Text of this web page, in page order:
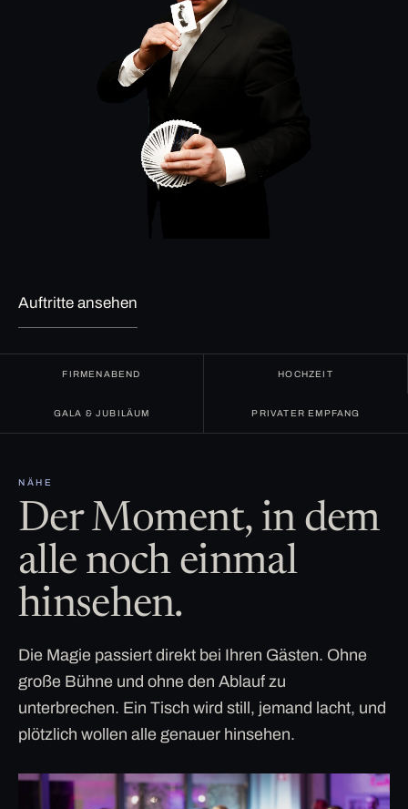
Auftritte ansehen
FIRMENABEND HOCHZEIT
GALA & JUBILÄUM PRIVATER EMPFANG
NÄHE
Der Moment, in dem
alle noch einmal
hinsehen.
Die Magie passiert direkt bei Ihren Gästen. Ohne
große Bühne und ohne den Ablauf zu
unterbrechen. Ein Tisch wird still, jemand lacht, und
plötzlich wollen alle genauer hinsehen.